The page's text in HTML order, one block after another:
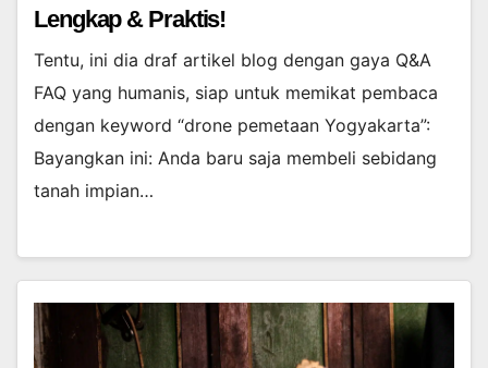
Lengkap & Praktis!
Tentu, ini dia draf artikel blog dengan gaya Q&A
FAQ yang humanis, siap untuk memikat pembaca
dengan keyword “drone pemetaan Yogyakarta”:
Bayangkan ini: Anda baru saja membeli sebidang
tanah impian…